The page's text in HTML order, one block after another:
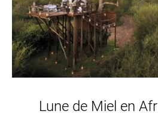
Lune de Miel en